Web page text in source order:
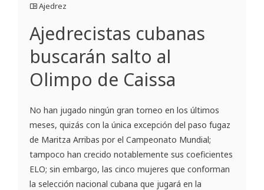
Ajedrez
Ajedrecistas cubanas
buscarán salto al
Olimpo de Caissa
No han jugado ningún gran torneo en los últimos
meses, quizás con la única excepción del paso fugaz
de Maritza Arribas por el Campeonato Mundial;
tampoco han crecido notablemente sus coeficientes
ELO; sin embargo, las cinco mujeres que conforman
la selección nacional cubana que jugará en la